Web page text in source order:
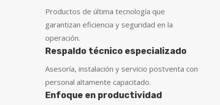
Productos de última tecnología que
garantizan eficiencia y seguridad en la
operación.
Respaldo técnico especializado
Asesoría, instalación y servicio postventa con
personal altamente capacitado.
Enfoque en productividad